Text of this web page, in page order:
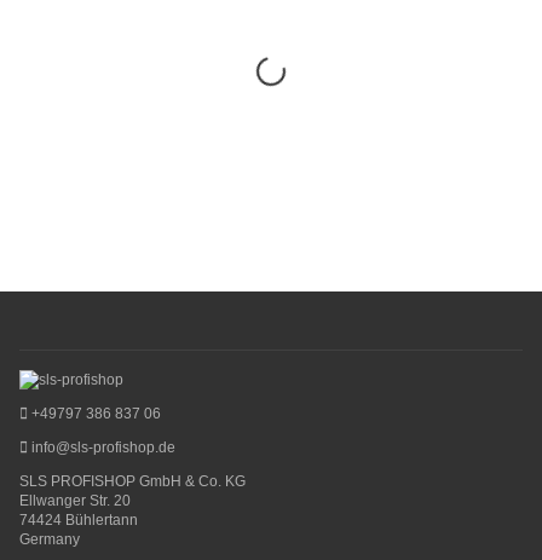
+49797 386 837 06
info@sls-profishop.de
SLS PROFISHOP GmbH & Co. KG
Ellwanger Str. 20
74424 Bühlertann
Germany